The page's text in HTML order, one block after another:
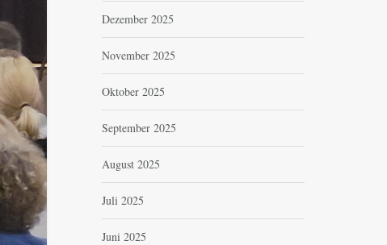
Dezember 2025
November 2025
Oktober 2025
September 2025
August 2025
Juli 2025
Juni 2025